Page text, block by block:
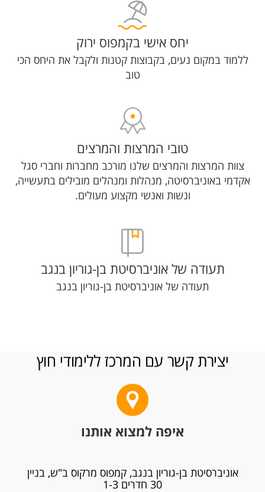
יחס אישי בקמפוס ירוק
ללמוד במקום נעים, בקבוצות קטנות ולקבל את היחס הכי
טוב
טובי המרצות והמרצים
צוות המרצות והמרצים שלנו מורכב מחברות וחברי סגל
אקדמי באוניברסיטה, מנהלות ומנהלים מובילים בתעשייה,
ונשות ואנשי מקצוע מעולים.
תעודה של אוניברסיטת בן-גוריון בנגב
תעודה של אוניברסיטת בן-גוריון בנגב
יצירת קשר עם המרכז ללימודי חוץ
איפה למצוא אותנו
אוניברסיטת בן-גוריון בנגב, קמפוס מרקוס ב"ש, בניין
30 חדרים 1-3